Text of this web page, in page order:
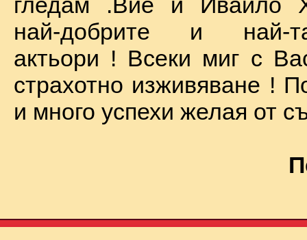
най-добрите и най-
актьори ! Всеки миг с
страхотно изживяване !
и много успехи желая от